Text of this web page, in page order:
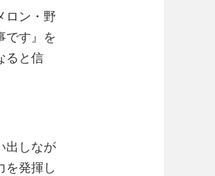
ロン・野
です』を
ると信
出しなが
を発揮し